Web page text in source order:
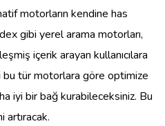
motorların kendine has
gibi yerel arama motorları,
içerik arayan kullanıcılara
tür motorlara göre optimize
iyi bir bağ kurabileceksiniz. Bu
artıracak.